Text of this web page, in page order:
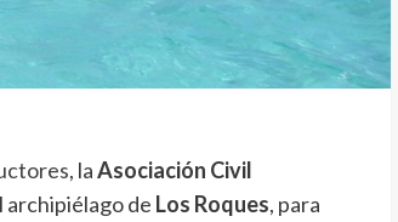
, laAsociación Civil
archipiélago de Los Roques, para